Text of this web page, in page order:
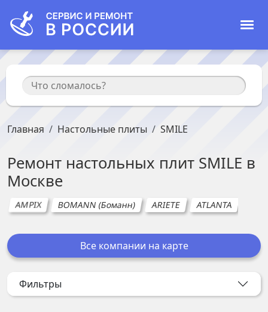
Главная Настольные плиты SMILE
Ремонт настольных плит SMILE в
Москве
AMPIX BOMANN (Боманн) ARIETE ATLANTA
Все компании на карте
Фильтры